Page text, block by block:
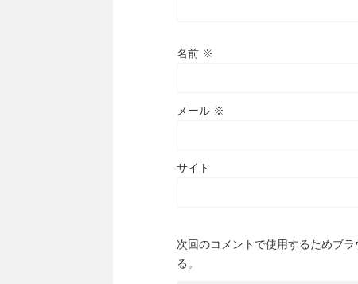
名前 ※
メール ※
サイト
次回のコメントで使用するためブ
る。